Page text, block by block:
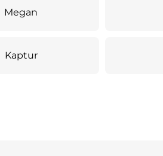
Megan
Kaptur